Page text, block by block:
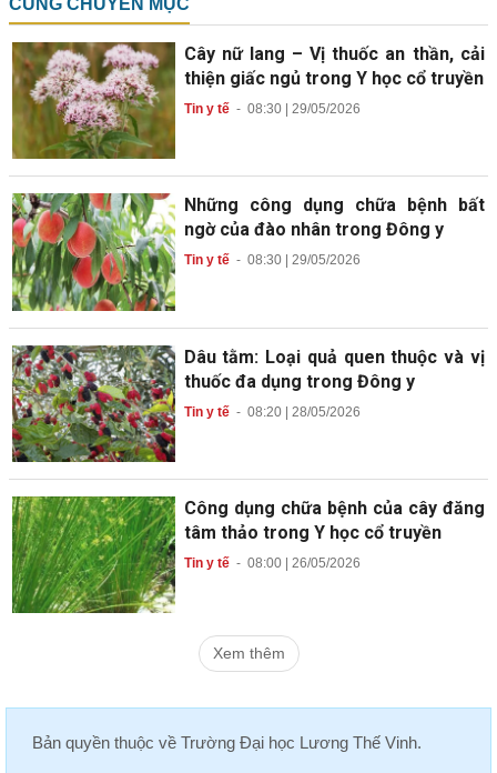
CÙNG CHUYÊN MỤC
Cây nữ lang – Vị thuốc an thần, cải
thiện giấc ngủ trong Y học cổ truyền
Tin y tế- 08:30 | 29/05/2026
Những công dụng chữa bệnh bất
ngờ của đào nhân trong Đông y
Tin y tế- 08:30 | 29/05/2026
Dâu tằm: Loại quả quen thuộc và vị
thuốc đa dụng trong Đông y
Tin y tế- 08:20 | 28/05/2026
Công dụng chữa bệnh của cây đăng
tâm thảo trong Y học cổ truyền
Tin y tế- 08:00 | 26/05/2026
Xem thêm
Bản quyền thuộc về Trường Đại học Lương Thế Vinh.